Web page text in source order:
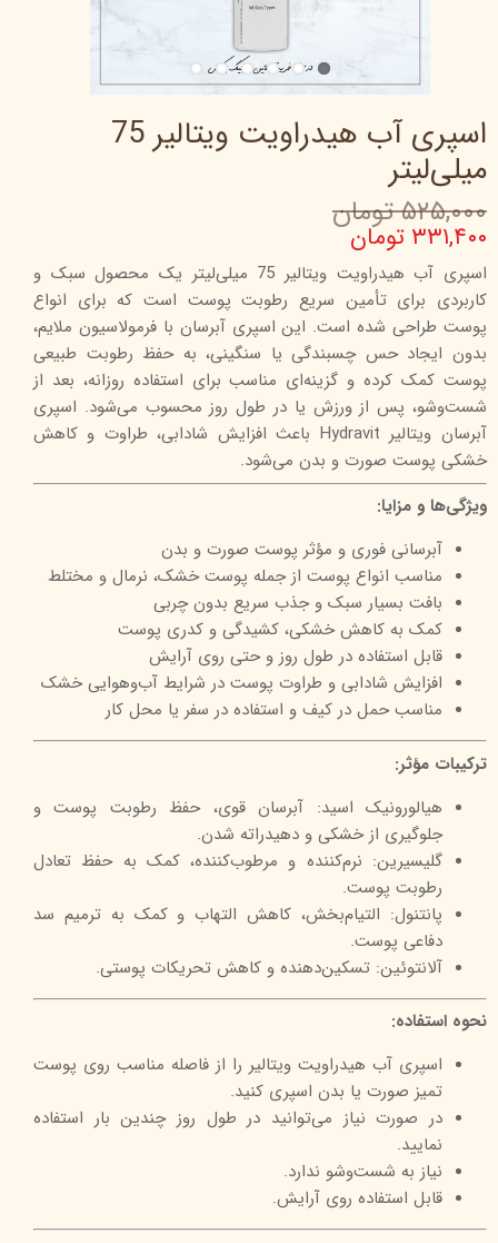
اسپری آب هیدراویت ویتالیر 75
میلی‌لیتر
۵۲۵,۰۰۰ تومان
۳۳۱,۴۰۰ تومان
اسپری آب هیدراویت ویتالیر 75 میلی‌لیتر یک محصول سبک و
کاربردی برای تأمین سریع رطوبت پوست است که برای انواع
پوست طراحی شده است. این اسپری آبرسان با فرمولاسیون ملایم،
بدون ایجاد حس چسبندگی یا سنگینی، به حفظ رطوبت طبیعی
پوست کمک کرده و گزینه‌ای مناسب برای استفاده روزانه، بعد از
شست‌وشو، پس از ورزش یا در طول روز محسوب می‌شود. اسپری
آبرسان ویتالیر Hydravit باعث افزایش شادابی، طراوت و کاهش
خشکی پوست صورت و بدن می‌شود.
ویژگی‌ها و مزایا:
آبرسانی فوری و مؤثر پوست صورت و بدن
مناسب انواع پوست از جمله پوست خشک، نرمال و مختلط
بافت بسیار سبک و جذب سریع بدون چربی
کمک به کاهش خشکی، کشیدگی و کدری پوست
قابل استفاده در طول روز و حتی روی آرایش
افزایش شادابی و طراوت پوست در شرایط آب‌وهوایی خشک
مناسب حمل در کیف و استفاده در سفر یا محل کار
ترکیبات مؤثر:
هیالورونیک اسید: آبرسان قوی، حفظ رطوبت پوست و
جلوگیری از خشکی و دهیدراته شدن.
گلیسیرین: نرم‌کننده و مرطوب‌کننده، کمک به حفظ تعادل
رطوبت پوست.
پانتنول: التیام‌بخش، کاهش التهاب و کمک به ترمیم سد
دفاعی پوست.
آلانتوئین: تسکین‌دهنده و کاهش تحریکات پوستی.
نحوه استفاده:
اسپری آب هیدراویت ویتالیر را از فاصله مناسب روی پوست
تمیز صورت یا بدن اسپری کنید.
در صورت نیاز می‌توانید در طول روز چندین بار استفاده
نمایید.
نیاز به شست‌وشو ندارد.
قابل استفاده روی آرایش.